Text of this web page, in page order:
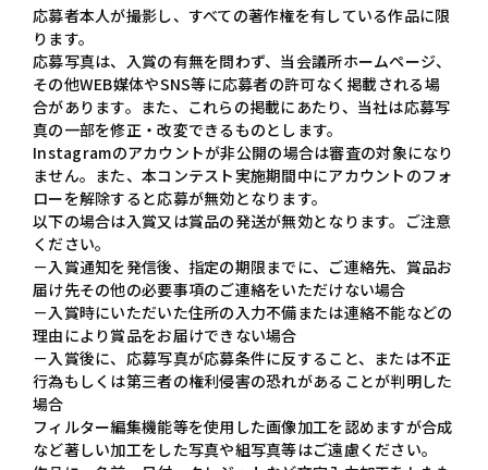
応募者本人が撮影し、すべての著作権を有している作品に限
ります。
応募写真は、入賞の有無を問わず、当会議所ホームページ、
その他WEB媒体やSNS等に応募者の許可なく掲載される場
合があります。また、これらの掲載にあたり、当社は応募写
真の一部を修正・改変できるものとします。
Instagramのアカウントが非公開の場合は審査の対象になり
ません。また、本コンテスト実施期間中にアカウントのフォ
ローを解除すると応募が無効となります。
以下の場合は入賞又は賞品の発送が無効となります。ご注意
ください。
－入賞通知を発信後、指定の期限までに、ご連絡先、賞品お
届け先その他の必要事項のご連絡をいただけない場合
－入賞時にいただいた住所の入力不備または連絡不能などの
理由により賞品をお届けできない場合
－入賞後に、応募写真が応募条件に反すること、または不正
行為もしくは第三者の権利侵害の恐れがあることが判明した
場合
フィルター編集機能等を使用した画像加工を認めますが合成
など著しい加工をした写真や組写真等はご遠慮ください。